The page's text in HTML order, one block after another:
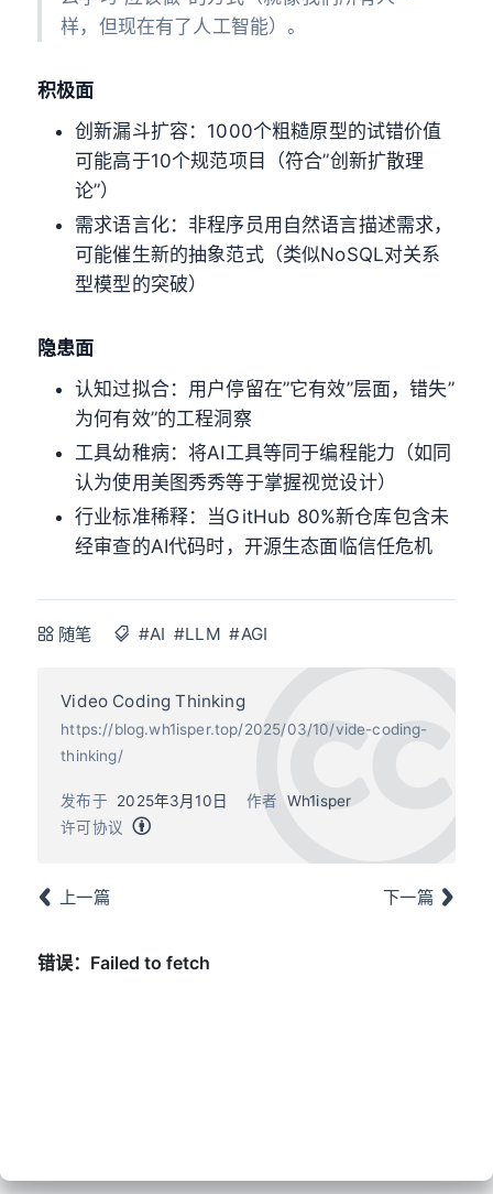
样，但现在有了人工智能）。
积极面
创新漏斗扩容：1000个粗糙原型的试错价值
可能高于10个规范项目（符合”创新扩散理
论”）
需求语言化：非程序员用自然语言描述需求，
可能催生新的抽象范式（类似NoSQL对关系
型模型的突破）
隐患面
认知过拟合：用户停留在”它有效”层面，错失”
为何有效”的工程洞察
工具幼稚病：将AI工具等同于编程能力（如同
认为使用美图秀秀等于掌握视觉设计）
行业标准稀释：当GitHub 80%新仓库包含未
经审查的AI代码时，开源生态面临信任危机
随笔 #AI #LLM #AGI
Video Coding Thinking
https://blog.wh1isper.top/2025/03/10/vide-coding-
thinking/
作者 Wh1isper
发布于
2025年3月10日
许可协议
上一篇 下一篇